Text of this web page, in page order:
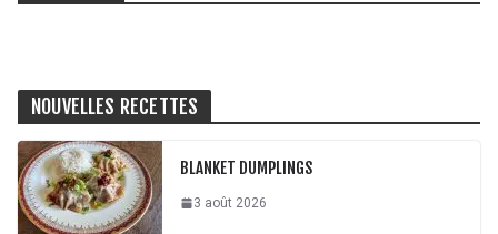
NOUVELLES RECETTES
BLANKET DUMPLINGS
3 août 2026